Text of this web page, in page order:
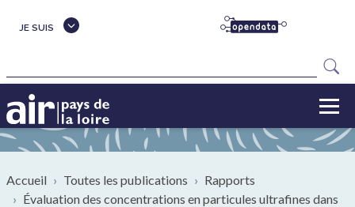
JE SUIS
Fil d'Ariane
Accueil Toutes les publications
Rapports
Évaluation des concentrations en particules ultrafines dans